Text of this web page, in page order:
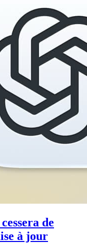
de
à jour